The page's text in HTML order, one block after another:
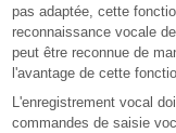
pas adaptée, cette
reconnaissance vocale
peut être reconnue de
l'avantage de cette
L'enregistrement vocal
commandes de saisie